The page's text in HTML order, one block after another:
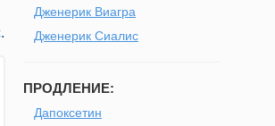
Дженерик Виагра
Дженерик Сиалис
ПРОДЛЕНИЕ:
Дапоксетин